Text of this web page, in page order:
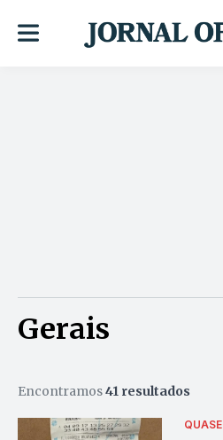
Gerais
Encontramos41 resultados
QUASE